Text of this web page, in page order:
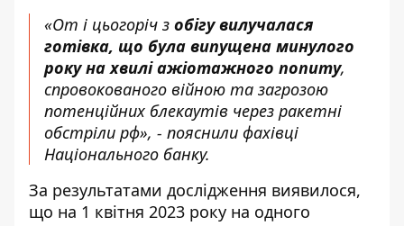
«От і цьогоріч з обігу вилучалася
готівка, що була випущена минулого
року на хвилі ажіотажного попиту,
спровокованого війною та загрозою
потенційних блекаутів через ракетні
обстріли рф», - пояснили фахівці
Національного банку.
За результатами дослідження виявилося,
що на 1 квітня 2023 року на одного